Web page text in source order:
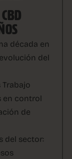
década en
del
Trabajo
en control
de
del sector: